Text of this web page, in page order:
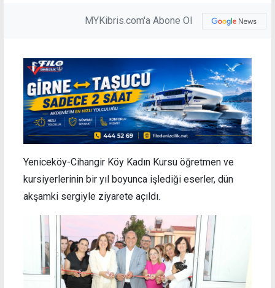
MYKibris.com'a Abone Ol
Yeniceköy-Cihangir Köy Kadın Kursu öğretmen ve
kursiyerlerinin bir yıl boyunca işlediği eserler, dün
akşamki sergiyle ziyarete açıldı.